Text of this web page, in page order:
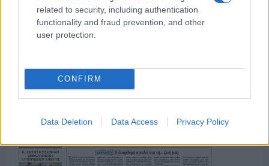
related to security, including authentication
functionality and fraud prevention, and other
user protection.
CONFIRM
Data Deletion Data Access Privacy Policy